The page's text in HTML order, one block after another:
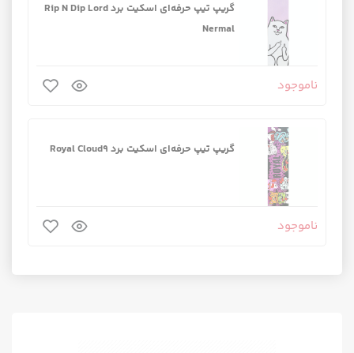
گریپ تیپ حرفه‌ای اسکیت برد Rip N Dip Lord
Nermal
ناموجود
گریپ تیپ حرفه‌ای اسکیت برد Royal Cloud9
ناموجود